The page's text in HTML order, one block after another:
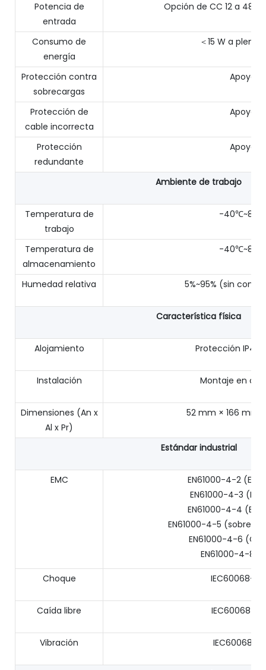
Potencia de
entrada
Opción de CC 12 a 48 V,
Consumo de
energía
＜15 W a plena
Protección contra
sobrecargas
Apoyo
Protección de
cable incorrecta
Apoyo
Protección
redundante
Apoyo
Ambiente de trabajo
Temperatura de
trabajo
-40℃~85℃
Temperatura de
almacenamiento
-40℃~85℃
Humedad relativa 5%~95% (sin
Característica física
Alojamiento Protección
Instalación Montaje en
Dimensiones (An x
Al x Pr)
52 mm × 166 mm
Estándar industrial
EMC
EN61000-4-2
EN61000-4-3
EN61000-4-4
EN61000-4-5
EN61000-4-6
EN61000-4-8,
Choque
Caída libre IEC60068-2-
Vibración IEC60068-